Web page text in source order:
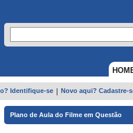
Identifique-se Novo aqui? Cadastre-
Plano de Aula do Filme em Questão